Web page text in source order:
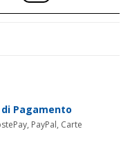
Pagamento
PayPal, Carte